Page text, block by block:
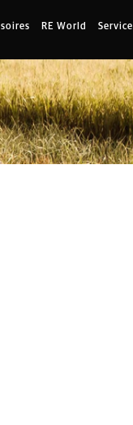
RE World Service